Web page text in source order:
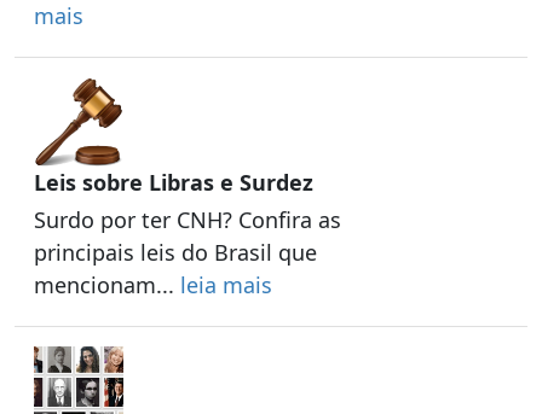
mais
Leis sobre Libras e Surdez
Surdo por ter CNH? Confira as
principais leis do Brasil que
mencionam... leia mais